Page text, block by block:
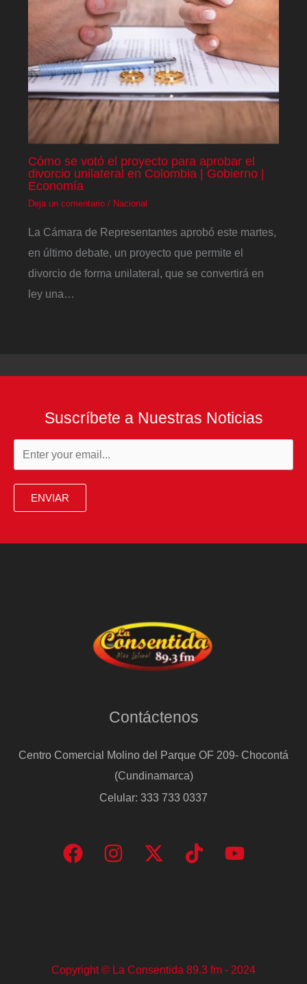
Cómo se votó el proyecto para aprobar el
divorcio unilateral en Colombia | Gobierno |
Economía
Deja un comentario / Nacional
La Cámara de Representantes aprobó este martes,
en último debate, un proyecto que permite el
divorcio de forma unilateral, que se convertirá en
ley una…
Suscríbete a Nuestras Noticias
ENVIAR
Contáctenos
Centro Comercial Molino del Parque OF 209- Chocontá
(Cundinamarca)
Celular: 333 733 0337
Copyright © La Consentida 89.3 fm - 2024